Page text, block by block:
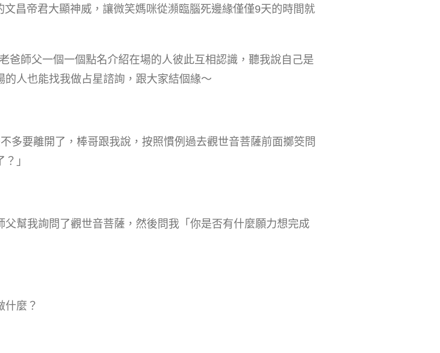
昌帝君大顯神威，讓微笑媽咪從瀕臨腦死邊緣僅僅9天的時間就
爸師父一個一個點名介紹在場的人彼此互相認識，聽我說自己是
人也能找我做占星諮詢，跟大家結個緣～
多要離開了，棒哥跟我說，按照慣例過去觀世音菩薩前面擲筊問
」
幫我詢問了觀世音菩薩，然後問我「你是否有什麼願力想完成
什麼？